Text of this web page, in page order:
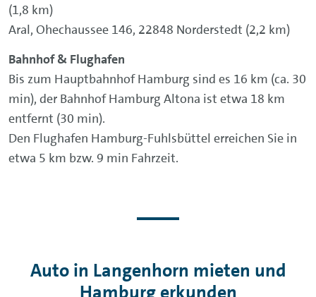
(1,8 km)
Aral, Ohechaussee 146, 22848 Norderstedt (2,2 km)
Bahnhof & Flughafen
Bis zum Hauptbahnhof Hamburg sind es 16 km (ca. 30
min), der Bahnhof Hamburg Altona ist etwa 18 km
entfernt (30 min).
Den Flughafen Hamburg-Fuhlsbüttel erreichen Sie in
etwa 5 km bzw. 9 min Fahrzeit.
Auto in Langenhorn mieten und